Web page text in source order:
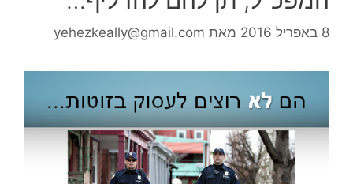
8 באפריל 2016 מאת yehezkeally@gmail.com